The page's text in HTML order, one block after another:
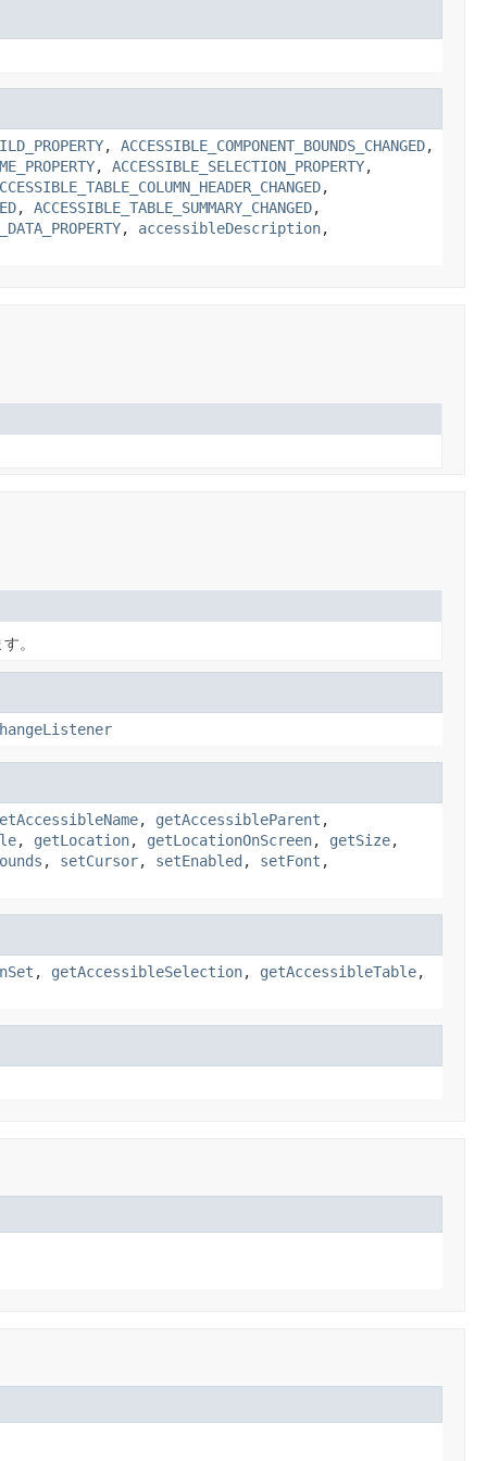
, ACCESSIBLE_COMPONENT_BOUNDS_CHANGED,
, ACCESSIBLE_SELECTION_PROPERTY,
,
, ACCESSIBLE_TABLE_SUMMARY_CHANGED,
, accessibleDescription,
。
, getAccessibleParent ,
, getLocation, getLocationOnScreen, getSize,
, setCursor, setEnabled , setFont ,
, getAccessibleSelection, getAccessibleTable,